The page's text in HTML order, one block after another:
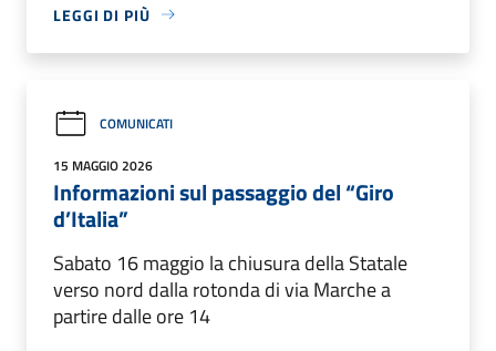
LEGGI DI PIÙ
COMUNICATI
15 MAGGIO 2026
Informazioni sul passaggio del “Giro
d’Italia”
Sabato 16 maggio la chiusura della Statale
verso nord dalla rotonda di via Marche a
partire dalle ore 14